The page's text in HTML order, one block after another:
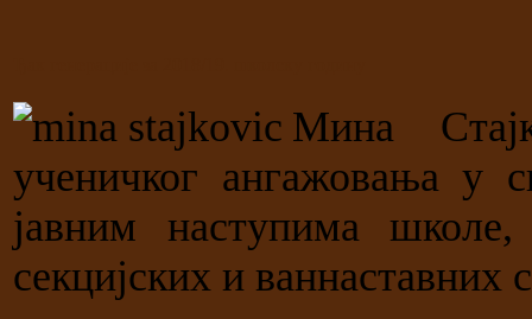
Мина
ученичког ангажовања у
јавним наступима
секцијских и ваннаставних